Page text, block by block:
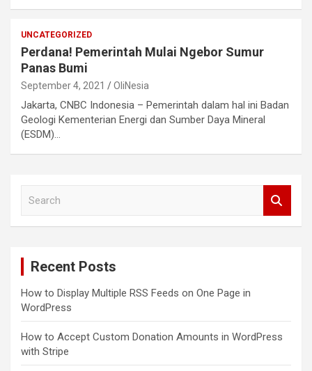
UNCATEGORIZED
Perdana! Pemerintah Mulai Ngebor Sumur
Panas Bumi
September 4, 2021 OliNesia
Jakarta, CNBC Indonesia – Pemerintah dalam hal ini Badan
Geologi Kementerian Energi dan Sumber Daya Mineral
(ESDM)…
Recent Posts
How to Display Multiple RSS Feeds on One Page in
WordPress
How to Accept Custom Donation Amounts in WordPress
with Stripe